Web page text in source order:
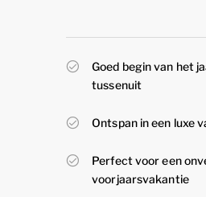
Goed begin van het
tussenuit
Ontspan in een luxe
Perfect voor een
voorjaarsvakantie